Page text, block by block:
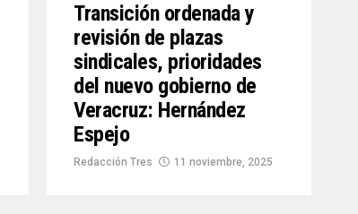
Transición ordenada y
revisión de plazas
sindicales, prioridades
del nuevo gobierno de
Veracruz: Hernández
Espejo
Redacción Tres 11 noviembre, 2025